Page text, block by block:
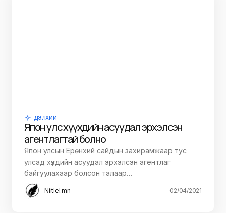
ДЭЛХИЙ
Япон улс хүүхдийн асуудал эрхэлсэн
агентлагтай болно
Япон улсын Ерөнхий сайдын захирамжаар тус
улсад хүүхдийн асуудал эрхэлсэн агентлаг
байгуулахаар болсон талаар…
Niitlel.mn 02/04/2021